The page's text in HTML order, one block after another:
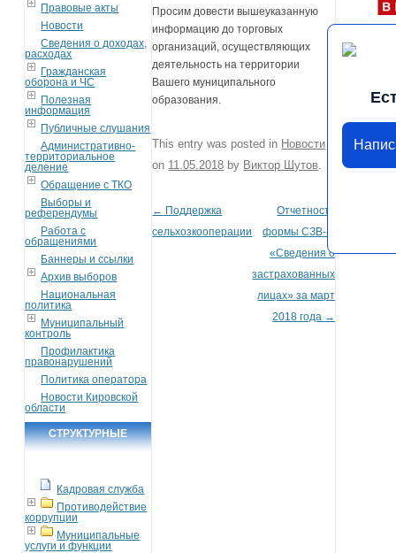
Правовые акты
Новости
Сведения о доходах,
расходах
Гражданская
оборона и ЧС
Полезная
информация
Публичные слушания
Административно-
территориальное
деление
Обращение с ТКО
Выборы и
референдумы
Работа с
обращениями
Баннеры и ссылки
Архив выборов
Национальная
политика
Муниципальный
контроль
Профилактика
правонарушений
Политика оператора
Новости Кировской
области
СТРУКТУРНЫЕ
Кадровая служба
Противодействие
коррупции
Муниципальные
услуги и функции
Просим довести вышеуказанную
информацию до торговых
организаций, осуществляющих
деятельность на территории
Вашего муниципального
образования.
This entry was posted in Новости
on 11.05.2018 by Виктор Шутов
Post navigation
← Поддержка
сельхозкооперации
Отчетность
формы СЗВ-М
«Сведения о
застрахованных
лицах» за март
2018 года →